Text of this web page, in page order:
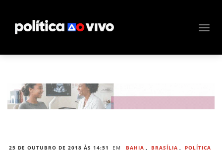
25 DE OUTUBRO DE 2018 ÀS 14:51 EM BAHIA , BRASÍLIA , POLÍTICA